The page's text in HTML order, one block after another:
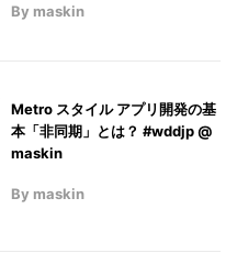
By maskin
Metro スタイル アプリ開発の基
本「非同期」とは？ #wddjp @
maskin
By maskin